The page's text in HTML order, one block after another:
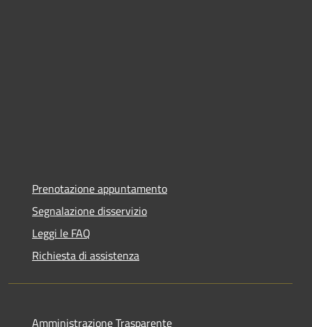
Prenotazione appuntamento
Segnalazione disservizio
Leggi le FAQ
Richiesta di assistenza
Amministrazione Trasparente